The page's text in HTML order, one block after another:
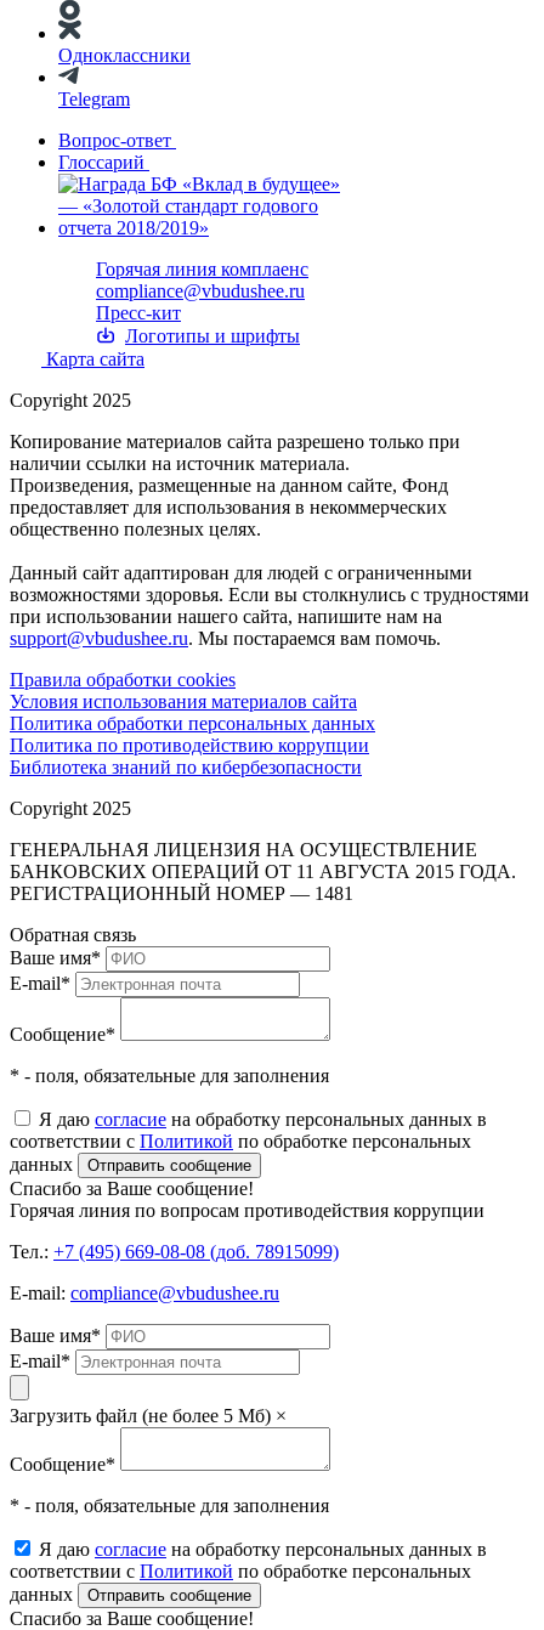
Одноклассники
Telegram
Вопрос-ответ
Глоссарий
Горячая линия комплаенс
compliance@vbudushee.ru
Пресс-кит
Логотипы и шрифты
Карта сайта
Copyright 2025
Копирование материалов сайта разрешено только при
наличии ссылки на источник материала.
Произведения, размещенные на данном сайте, Фонд
предоставляет для использования в некоммерческих
общественно полезных целях.
Данный сайт адаптирован для людей с ограниченными
возможностями здоровья. Если вы столкнулись с трудностями
при использовании нашего сайта, напишите нам на
support@vbudushee.ru. Мы постараемся вам помочь.
Правила обработки cookies
Условия использования материалов сайта
Политика обработки персональных данных
Политика по противодействию коррупции
Библиотека знаний по кибербезопасности
Copyright 2025
ГЕНЕРАЛЬНАЯ ЛИЦЕНЗИЯ НА ОСУЩЕСТВЛЕНИЕ
БАНКОВСКИХ ОПЕРАЦИЙ ОТ 11 АВГУСТА 2015 ГОДА.
РЕГИСТРАЦИОННЫЙ НОМЕР — 1481
Обратная связь
Ваше имя*
E-mail*
Сообщение*
* - поля, обязательные для заполнения
Я даю согласие на обработку персональных данных в
соответствии с Политикой по обработке персональных
данных
Отправить сообщение
Спасибо за Ваше сообщение!
Горячая линия по вопросам противодействия коррупции
Тел.: +7 (495) 669-08-08 (доб. 78915099)
E-mail: compliance@vbudushee.ru
Ваше имя*
E-mail*
Загрузить файл (не более 5 Мб) ×
Сообщение*
* - поля, обязательные для заполнения
Я даю согласие на обработку персональных данных в
соответствии с Политикой по обработке персональных
данных
Отправить сообщение
Спасибо за Ваше сообщение!